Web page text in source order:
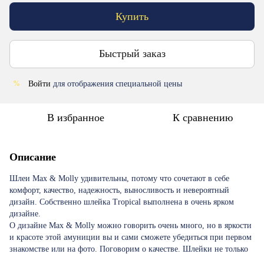
Купить
Быстрый заказ
% Войти для отображения специальной цены
В избранное К сравнению
Описание
Шлеи Max & Molly удивительны, потому что сочетают в себе
комфорт, качество, надежность, выносливость и невероятный
дизайн. Собственно шлейка Tropical выполнена в очень ярком
дизайне.
О дизайне Max & Molly можно говорить очень много, но в яркости
и красоте этой амуниции вы и сами сможете убедиться при первом
знакомстве или на фото. Поговорим о качестве. Шлейки не только